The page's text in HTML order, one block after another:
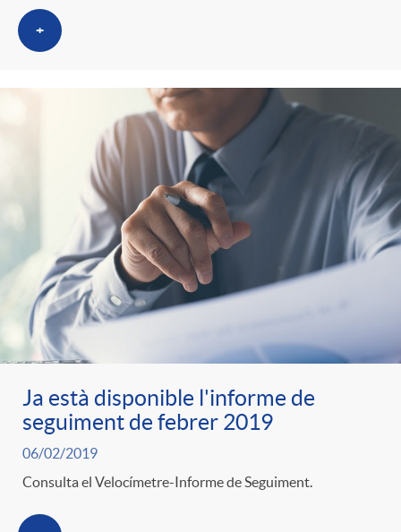
+
Ja està disponible l'informe de
seguiment de febrer 2019
06/02/2019
Consulta el Velocímetre-Informe de Seguiment.